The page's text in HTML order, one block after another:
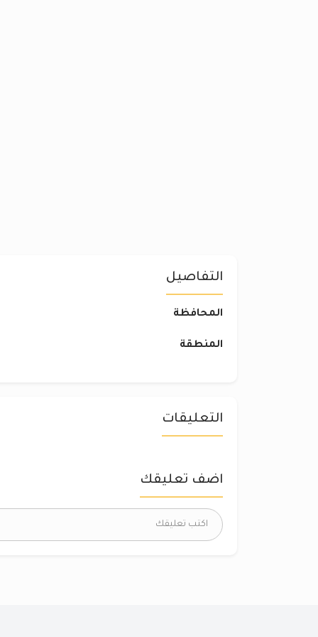
التفاصيل
المحافظة
المنطقة
التعليقات
اضف تعليقك